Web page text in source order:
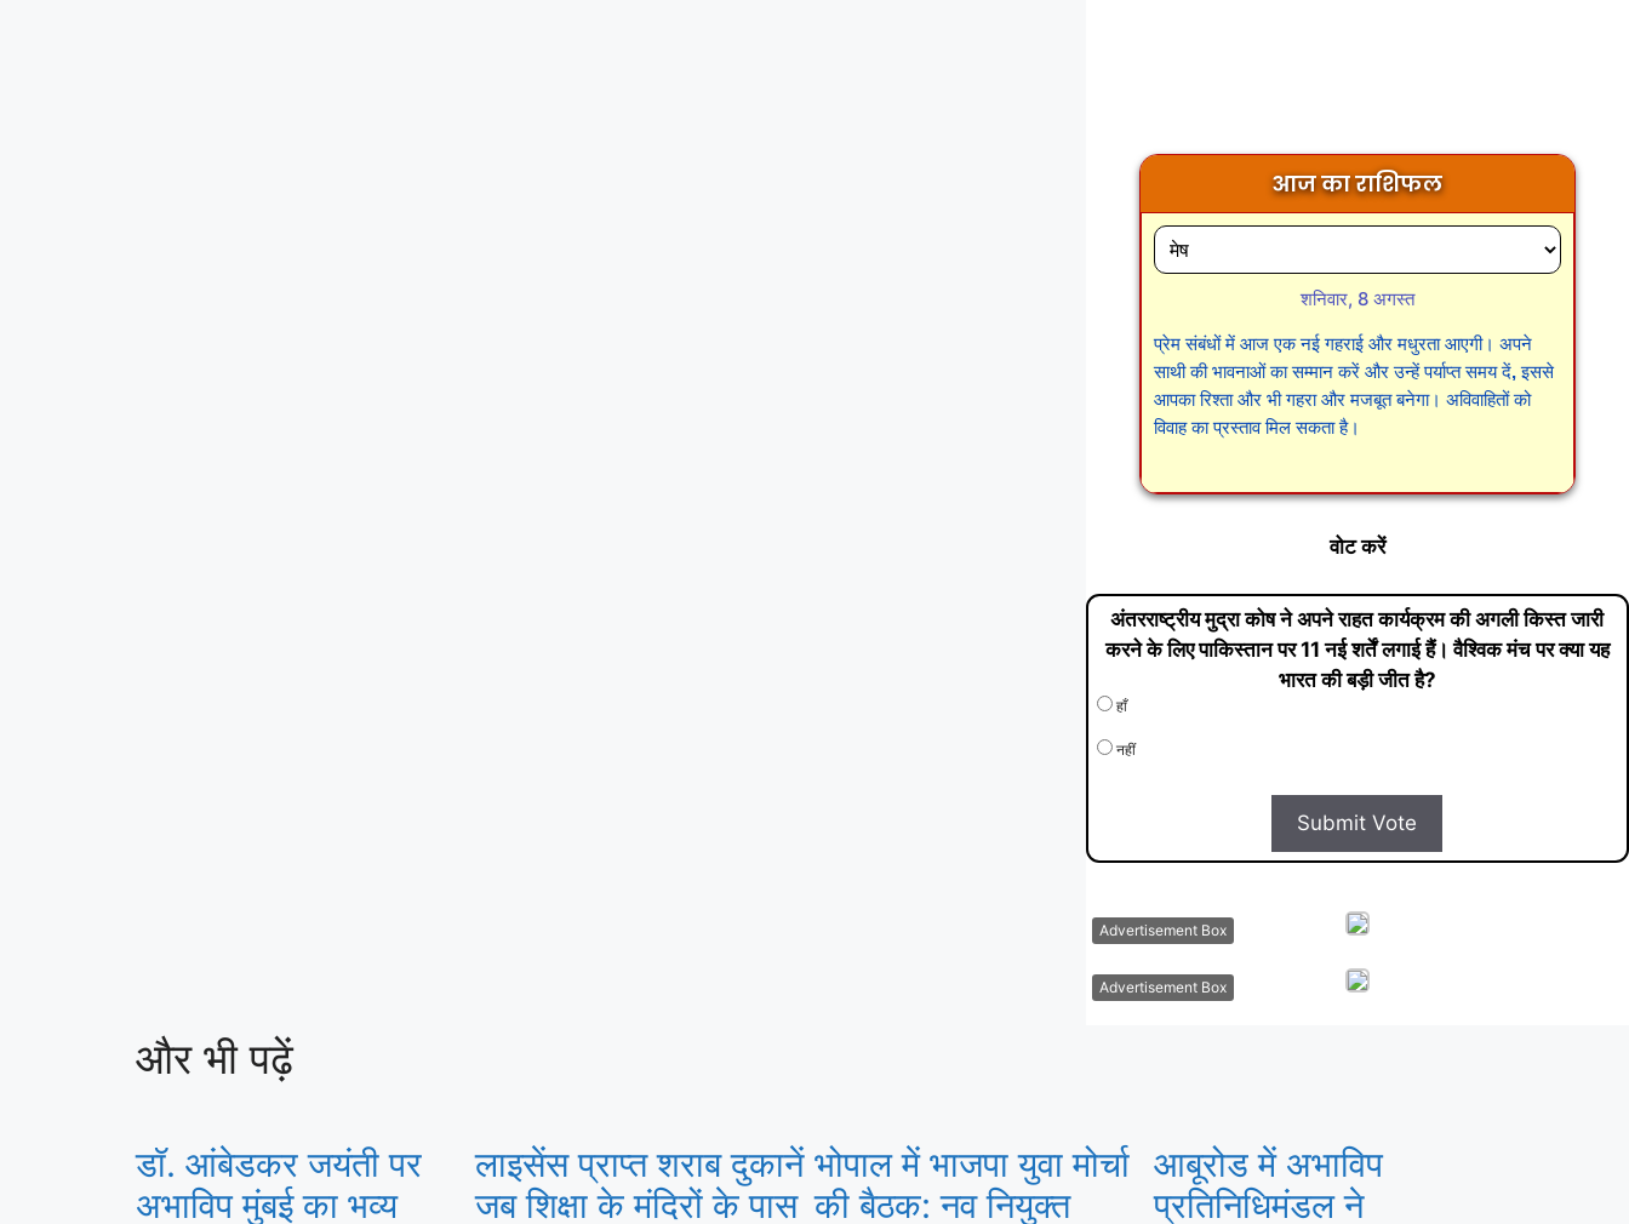
आज का राशिफल
शनिवार, 8 अगस्त
प्रेम संबंधों में आज एक नई गहराई और मधुरता आएगी। अपने
साथी की भावनाओं का सम्मान करें और उन्हें पर्याप्त समय दें, इससे
आपका रिश्ता और भी गहरा और मजबूत बनेगा। अविवाहितों को
विवाह का प्रस्ताव मिल सकता है।
वोट करें
अंतरराष्ट्रीय मुद्रा कोष ने अपने राहत कार्यक्रम की अगली किस्त जारी
करने के लिए पाकिस्तान पर 11 नई शर्तें लगाई हैं। वैश्विक मंच पर क्या यह
भारत की बड़ी जीत है?
हाँ
नहीं
Submit Vote
Advertisement Box
Advertisement Box
और भी पढ़ें
डॉ. आंबेडकर जयंती पर
अभाविप मुंबई का भव्य
लाइसेंस प्राप्त शराब दुकानें
जब शिक्षा के मंदिरों के पास
भोपाल में भाजपा युवा मोर्चा
की बैठक: नव नियुक्त
आबूरोड में अभाविप
प्रतिनिधिमंडल ने